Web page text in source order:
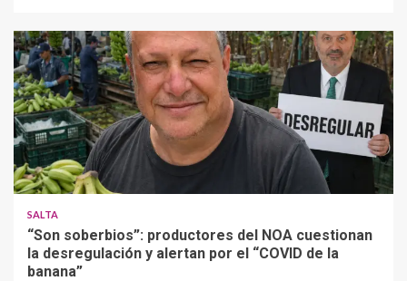
SALTA
“Son soberbios”: productores del NOA cuestionan
la desregulación y alertan por el “COVID de la
banana”